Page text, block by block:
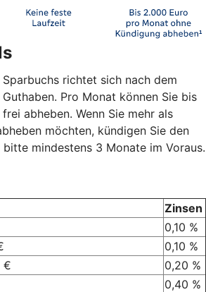
richtet sich nach dem
Pro Monat können Sie bis
abheben. Wenn Sie mehr als
möchten, kündigen Sie den
mindestens 3 Monate im Voraus.
Zinsen
0,10 %
0,10 %
€
0,20 %
0,40 %